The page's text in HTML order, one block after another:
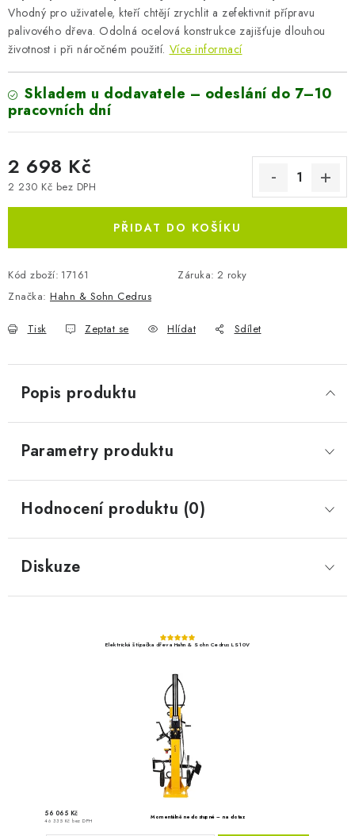
Návody
Novinky Blog Reference Katalog
Vhodný pro uživatele, kteří chtějí zrychlit a zefektivnit přípravu
palivového dřeva. Odolná ocelová konstrukce zajišťuje dlouhou
životnost i při náročném použití. Více informací
Skladem u dodavatele – odeslání do 7–10
pracovních dní
2 698 Kč
2 230 Kč bez DPH
PŘIDAT DO KOŠÍKU
Kód zboží: 17161 Záruka: 2 roky
Značka: Hahn & Sohn Cedrus
Tisk Zeptat se Hlídat Sdílet
Popis produktu
Parametry produktu
Hodnocení produktu (0)
Diskuze